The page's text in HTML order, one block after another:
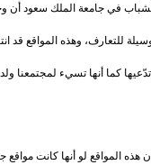
في جامعة الملك سعود أن
وسيلة للتعارف، وهذه المواقع
كما أنها تسيء لمجتمعنا
هذه المواقع لو أنها كانت